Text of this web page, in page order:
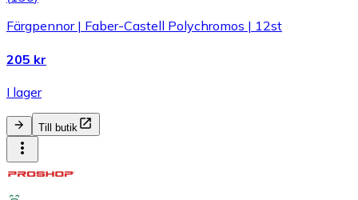
Färgpennor | Faber-Castell Polychromos | 12st
205 kr
I lager
Till butik